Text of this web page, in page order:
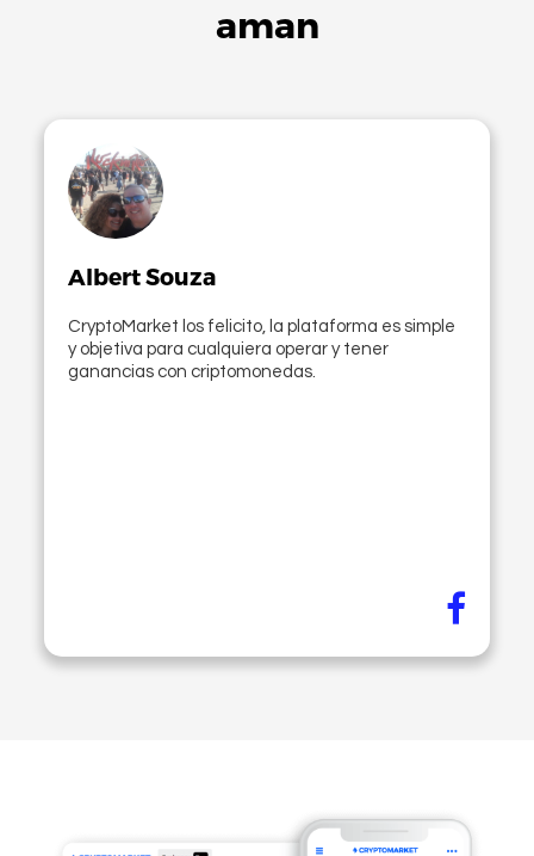
aman
Albert Souza
CryptoMarket los felicito, la plataforma es simple
y objetiva para cualquiera operar y tener
ganancias con criptomonedas.